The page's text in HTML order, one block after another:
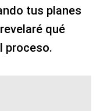
tus planes
qué
proceso.